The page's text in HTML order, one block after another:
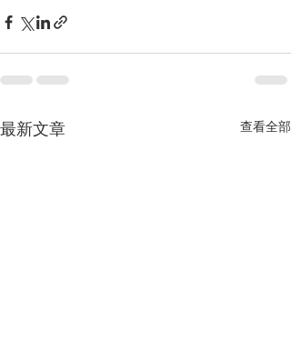
最新文章 查看全部